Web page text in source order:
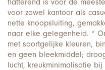
voor zowel kantoor als
nette knoopsluiting,
naar elke gelegenheid. *
met soortgelijke kleuren,
en geen bleekmiddel;
lucht, kreukminimalisatie